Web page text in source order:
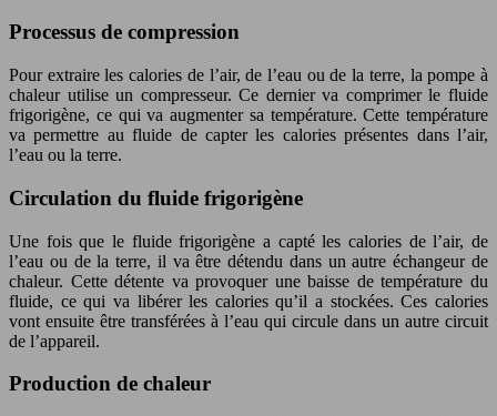
Processus de compression
Pour extraire les calories de l’air, de l’eau ou de la terre, la pompe à
chaleur utilise un compresseur. Ce dernier va comprimer le fluide
frigorigène, ce qui va augmenter sa température. Cette température
va permettre au fluide de capter les calories présentes dans l’air,
l’eau ou la terre.
Circulation du fluide frigorigène
Une fois que le fluide frigorigène a capté les calories de l’air, de
l’eau ou de la terre, il va être détendu dans un autre échangeur de
chaleur. Cette détente va provoquer une baisse de température du
fluide, ce qui va libérer les calories qu’il a stockées. Ces calories
vont ensuite être transférées à l’eau qui circule dans un autre circuit
de l’appareil.
Production de chaleur